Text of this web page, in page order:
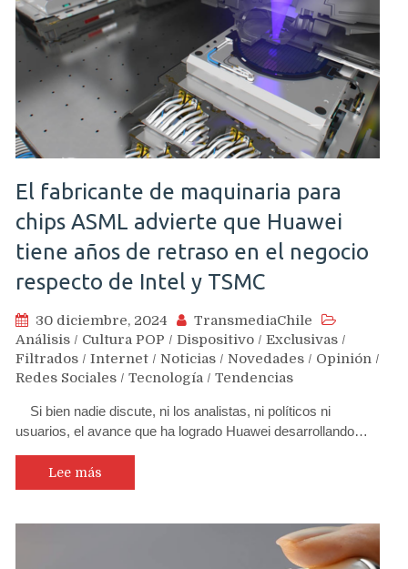
El fabricante de maquinaria para
chips ASML advierte que Huawei
tiene años de retraso en el negocio
respecto de Intel y TSMC
30 diciembre, 2024
TransmediaChile
Análisis / Cultura POP / Dispositivo / Exclusivas /
Filtrados / Internet / Noticias / Novedades / Opinión /
Redes Sociales / Tecnología / Tendencias
Si bien nadie discute, ni los analistas, ni políticos ni
usuarios, el avance que ha logrado Huawei desarrollando…
Lee más